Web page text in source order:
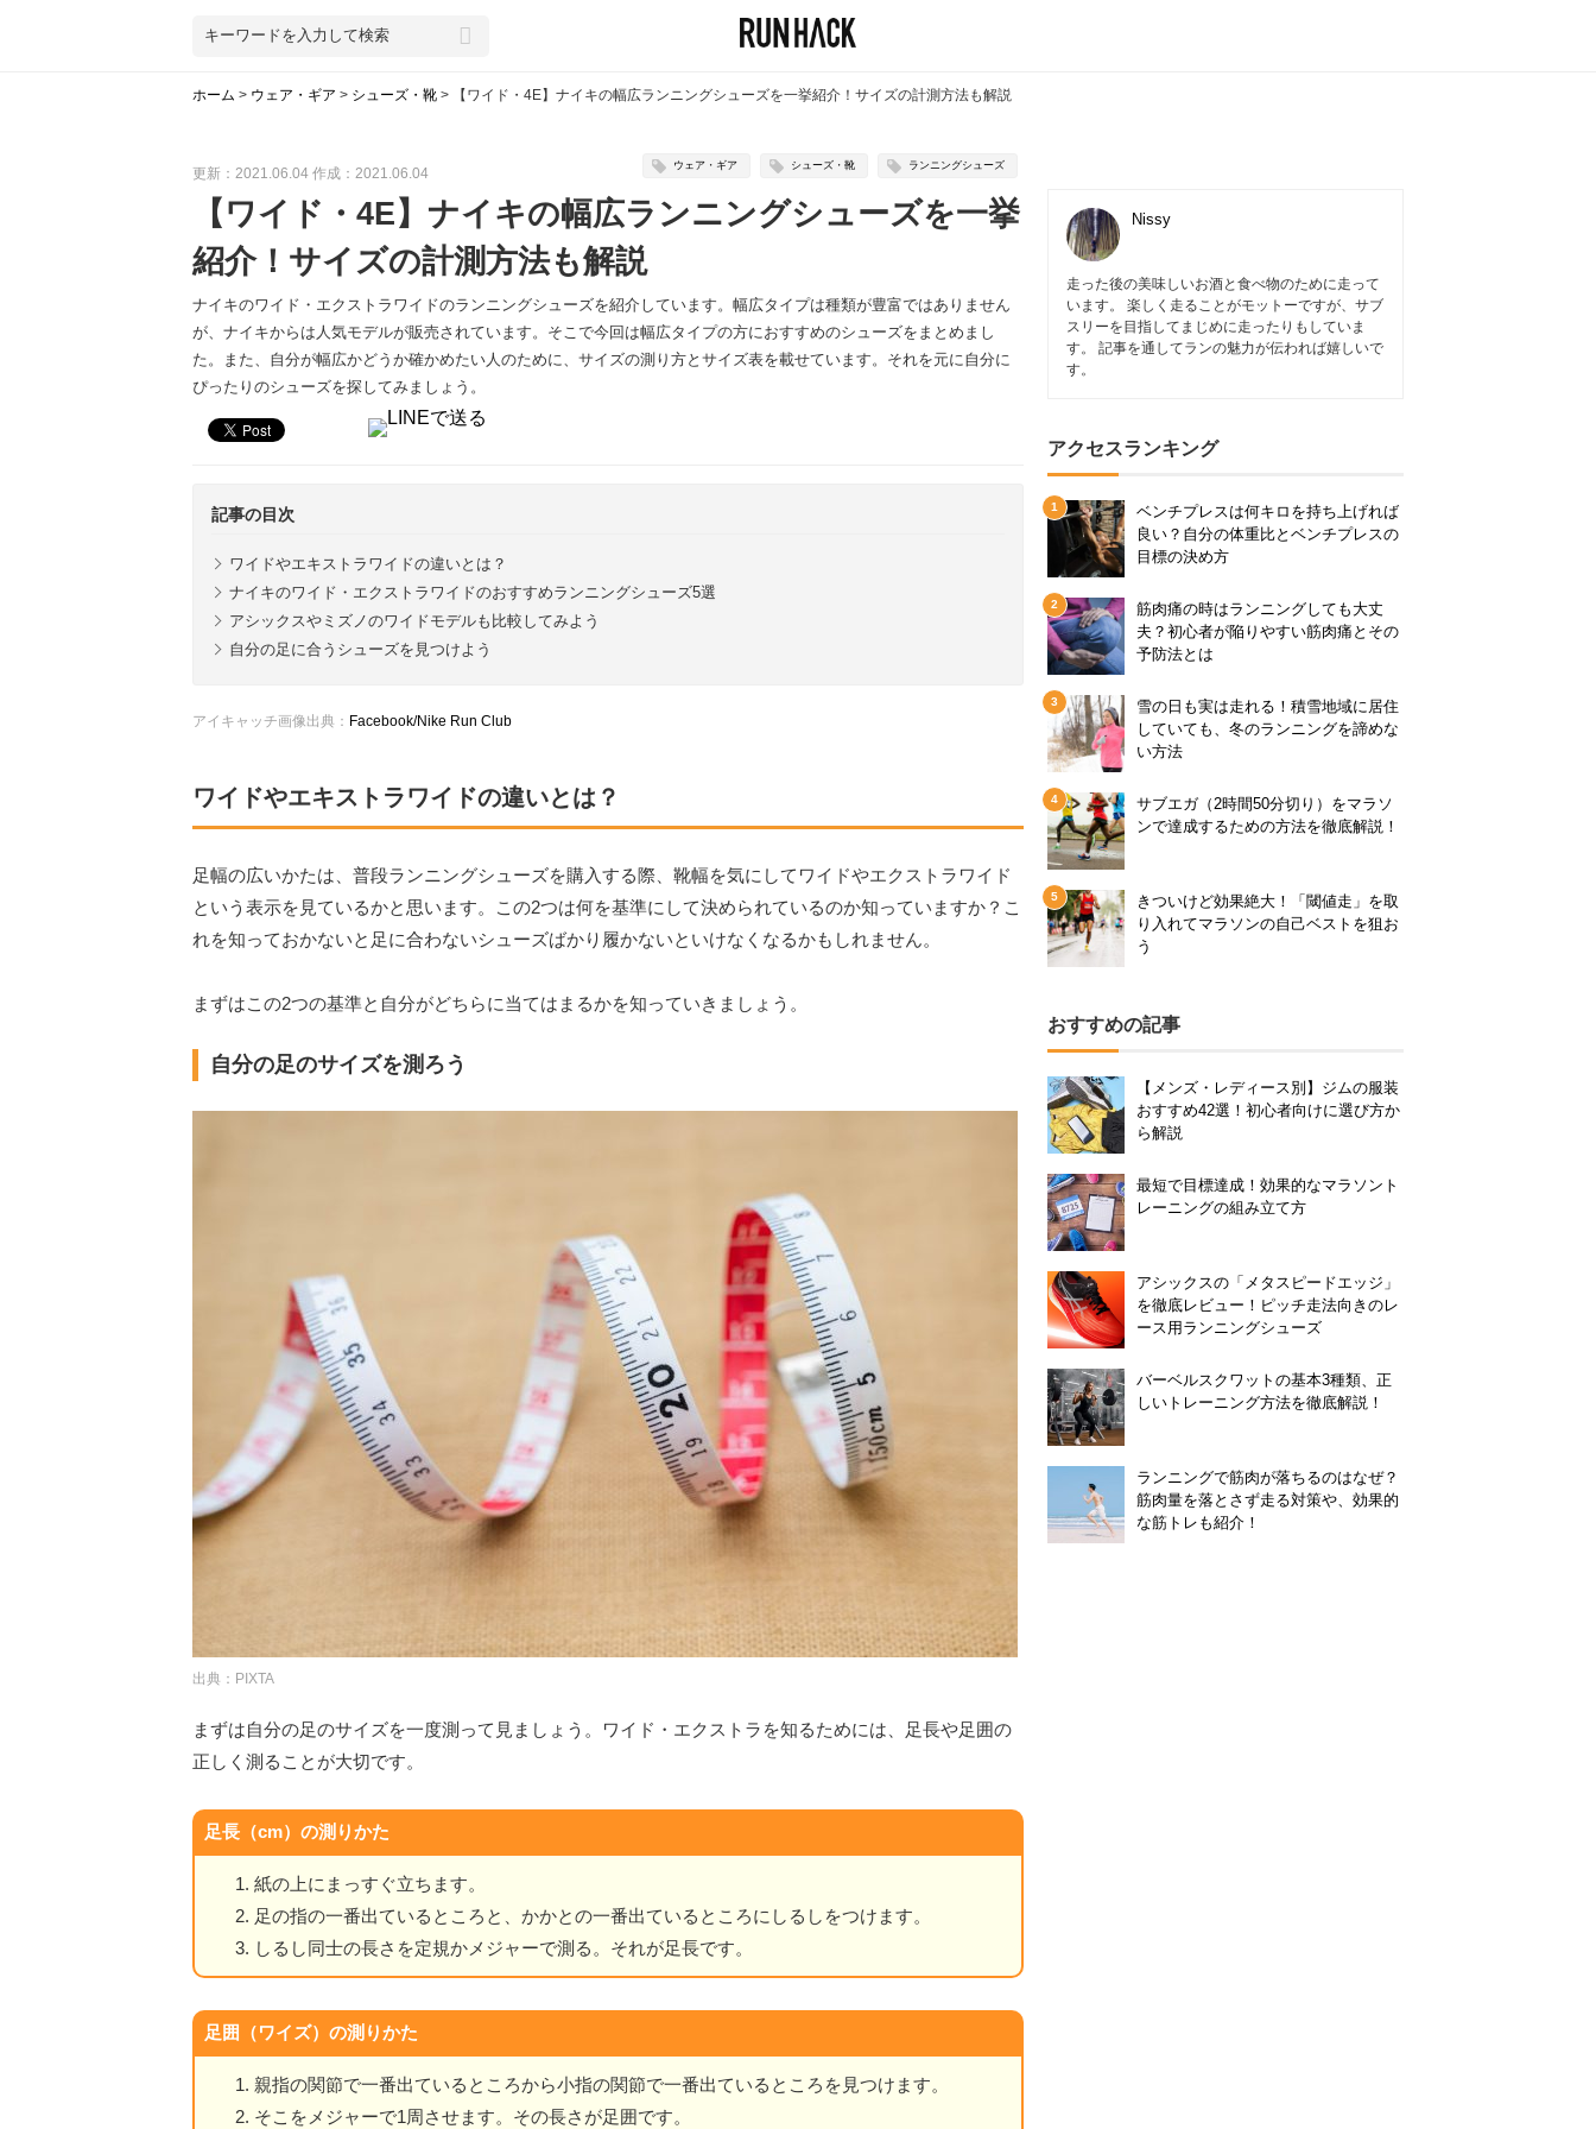
ホーム > ウェア・ギア > シューズ・靴 > 【ワイド・4E】ナイキの幅広ランニングシューズを一挙紹介！サイズの計測方法も解説
更新：2021.06.04 作成：2021.06.04 ウェア・ギア シューズ・靴 ランニングシューズ
【ワイド・4E】ナイキの幅広ランニングシューズを一挙
紹介！サイズの計測方法も解説
ナイキのワイド・エクストラワイドのランニングシューズを紹介しています。幅広タイプは種類が豊富ではありません
が、ナイキからは人気モデルが販売されています。そこで今回は幅広タイプの方におすすめのシューズをまとめまし
た。また、自分が幅広かどうか確かめたい人のために、サイズの測り方とサイズ表を載せています。それを元に自分に
ぴったりのシューズを探してみましょう。
記事の目次
ワイドやエキストラワイドの違いとは？
ナイキのワイド・エクストラワイドのおすすめランニングシューズ5選
アシックスやミズノのワイドモデルも比較してみよう
自分の足に合うシューズを見つけよう
アイキャッチ画像出典： Facebook/Nike Run Club
ワイドやエキストラワイドの違いとは？
足幅の広いかたは、普段ランニングシューズを購入する際、靴幅を気にしてワイドやエクストラワイド
という表示を見ているかと思います。この2つは何を基準にして決められているのか知っていますか？こ
れを知っておかないと足に合わないシューズばかり履かないといけなくなるかもしれません。
まずはこの2つの基準と自分がどちらに当てはまるかを知っていきましょう。
自分の足のサイズを測ろう
出典：PIXTA
まずは自分の足のサイズを一度測って見ましょう。ワイド・エクストラを知るためには、足長や足囲の
正しく測ることが大切です。
足長（cm）の測りかた
紙の上にまっすぐ立ちます。
足の指の一番出ているところと、かかとの一番出ているところにしるしをつけます。
しるし同士の長さを定規かメジャーで測る。それが足長です。
足囲（ワイズ）の測りかた
親指の関節で一番出ているところから小指の関節で一番出ているところを見つけます。
そこをメジャーで1周させます。その長さが足囲です。
Nissy
走った後の美味しいお酒と食べ物のために走って
います。 楽しく走ることがモットーですが、サブ
スリーを目指してまじめに走ったりもしていま
す。 記事を通してランの魅力が伝われば嬉しいで
す。
アクセスランキング
ベンチプレスは何キロを持ち上げれば
良い？自分の体重比とベンチプレスの
目標の決め方
筋肉痛の時はランニングしても大丈
夫？初心者が陥りやすい筋肉痛とその
予防法とは
雪の日も実は走れる！積雪地域に居住
していても、冬のランニングを諦めな
い方法
サブエガ（2時間50分切り）をマラソ
ンで達成するための方法を徹底解説！
きついけど効果絶大！「閾値走」を取
り入れてマラソンの自己ベストを狙お
う
おすすめの記事
【メンズ・レディース別】ジムの服装
おすすめ42選！初心者向けに選び方か
ら解説
最短で目標達成！効果的なマラソント
レーニングの組み立て方
アシックスの「メタスピードエッジ」
を徹底レビュー！ピッチ走法向きのレ
ース用ランニングシューズ
バーベルスクワットの基本3種類、正
しいトレーニング方法を徹底解説！
ランニングで筋肉が落ちるのはなぜ？
筋肉量を落とさず走る対策や、効果的
な筋トレも紹介！